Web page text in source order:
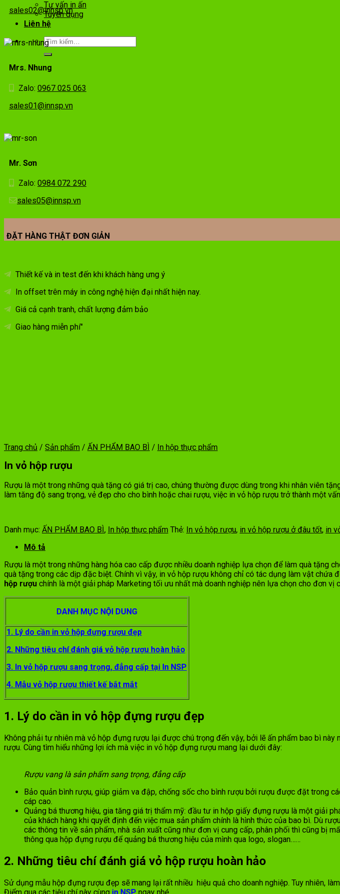
Tư vấn in ấn
Tuyển dụng
Liên hệ
sales02@innsp.vn
Mrs. Nhung
Zalo: 0967 025 063
sales01@innsp.vn
Mr. Sơn
Zalo: 0984 072 290
sales05@innsp.vn
ĐẶT HÀNG THẬT ĐƠN GIẢN
Thiết kế và in test đến khi khách hàng ưng ý
In offset trên máy in công nghệ hiện đại nhất hiện nay.
Giá cả cạnh tranh, chất lượng đảm bảo
Giao hàng miễn phí"
Trang chủ / Sản phẩm / ẤN PHẨM BAO BÌ / In hộp thực phẩm
In vỏ hộp rượu
Rượu là một trong những quà tặng có giá trị cao, chúng thường được dùng trong khi nhân viên
làm tăng độ sang trọng, vẻ đẹp cho cho bình hoặc chai rượu, việc in vỏ hộp rượu trở thành một
Danh mục: ẤN PHẨM BAO BÌ, In hộp thực phẩm Thẻ: In vỏ hộp rượu, in vỏ hộp rượu ở đâu tốt, in
Mô tả
Rượu là một trong những hàng hóa cao cấp được nhiều doanh nghiệp lựa chọn để làm quà tặng
quà tặng trong các dịp đặc biệt. Chính vì vậy, in vỏ hộp rượu không chỉ có tác dụng làm vật
hộp rượu chính là một giải pháp Marketing tối ưu nhất mà doanh nghiệp nên lựa chọn cho đơn vị
DANH MỤC NỘI DUNG
1. Lý do cần in vỏ hộp đựng rượu đẹp
2. Những tiêu chí đánh giá vỏ hộp rượu hoàn hảo
3. In vỏ hộp rượu sang trọng, đẳng cấp tại In NSP
4. Mẫu vỏ hộp rượu thiết kế bắt mắt
1. Lý do cần in vỏ hộp đựng rượu đẹp
Không phải tự nhiên mà vỏ hộp đựng rượu lại được chú trọng đến vậy, bởi lẽ ấn phẩm bao bì
rượu. Cùng tìm hiểu những lợi ích mà việc in vỏ hộp đựng rượu mang lại dưới đây:
Rượu vang là sản phẩm sang trọng, đẳng cấp
Bảo quản bình rượu, giúp giảm va đập, chống sốc cho bình rượu bởi rượu được đặt trong
cáp cao.
Quảng bá thương hiệu, gia tăng giá trị thẩm mỹ: đầu tư in hộp giấy đựng rượu là một giải
của khách hàng khi quyết định đến việc mua sản phẩm chính là hình thức của bao bì. Dù
các thông tin về sản phẩm, nhà sản xuất cũng như đơn vị cung cấp, phân phối thì cũng bị
thông qua hộp đựng rượu để quảng bá thương hiệu của mình qua logo, slogan……
2. Những tiêu chí đánh giá vỏ hộp rượu hoàn hảo
Sử dụng mẫu hộp đựng rượu đẹp sẽ mang lại rất nhiều hiệu quả cho doanh nghiệp. Tuy nhiên,